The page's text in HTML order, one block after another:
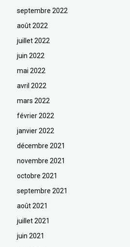
septembre 2022
août 2022
juillet 2022
juin 2022
mai 2022
avril 2022
mars 2022
février 2022
janvier 2022
décembre 2021
novembre 2021
octobre 2021
septembre 2021
août 2021
juillet 2021
juin 2021